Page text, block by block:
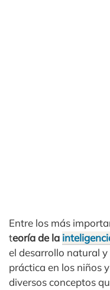
Entre los más
teoría de la
el desarrollo natural y
práctica en los niños
diversos conceptos